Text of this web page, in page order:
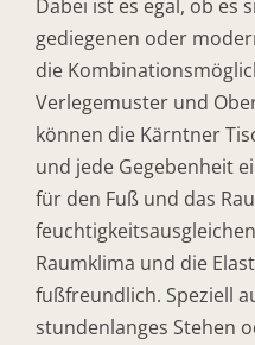
Dabei ist es egal, ob es
gediegenen oder
die
Verlegemuster und
können die Kärntner
und jede Gegebenheit
für den Fuß und das
Raumklima und die
fußfreundlich. Speziell
stundenlanges Stehen